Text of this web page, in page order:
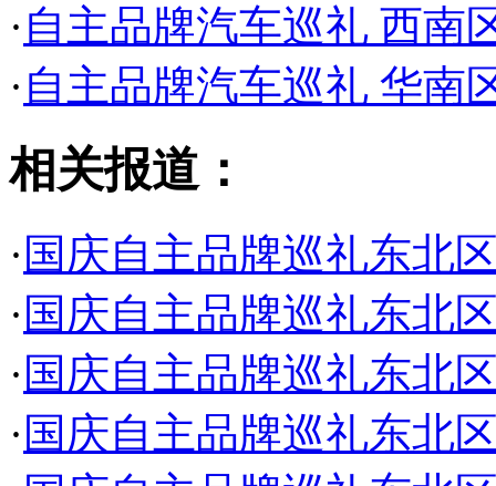
· 自主品牌汽车巡礼 西南
· 自主品牌汽车巡礼 华南
相关报道：
· 国庆自主品牌巡礼东北
· 国庆自主品牌巡礼东北
· 国庆自主品牌巡礼东北
· 国庆自主品牌巡礼东北